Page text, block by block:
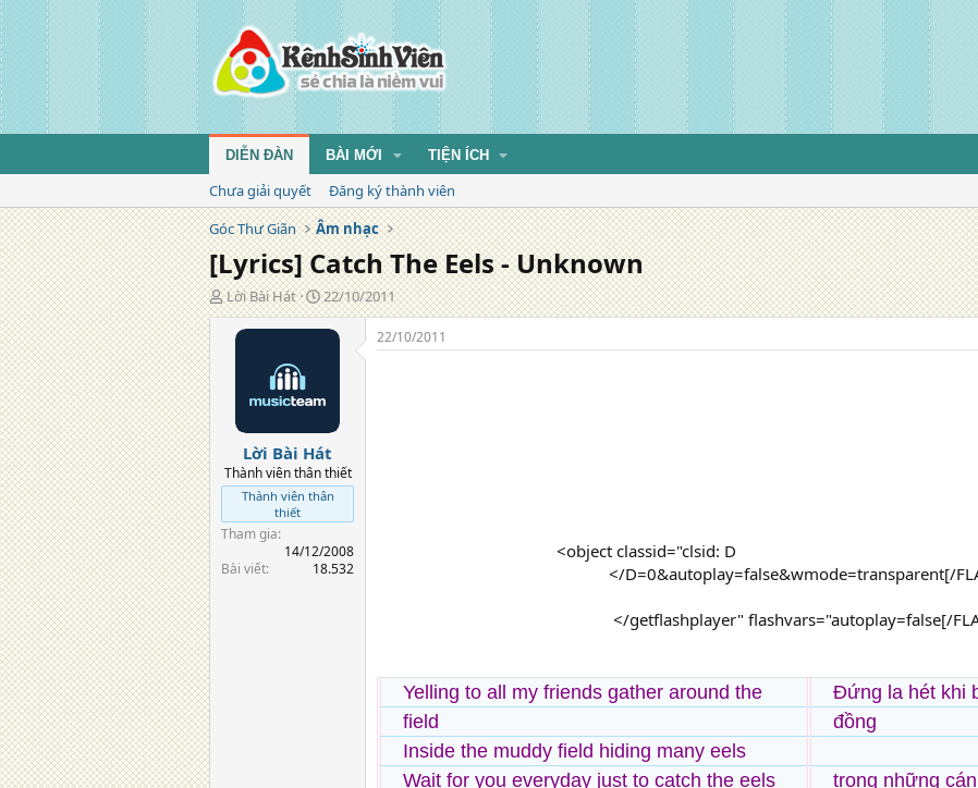
DIỄN ĐÀN BÀI MỚI TIỆN ÍCH
Chưa giải quyết
Đăng ký thành viên
Góc Thư Giãn
Âm nhạc
[Lyrics] Catch The Eels - Unknown
T
á
Lời Bài Hát
N
g
à
n
g
22/10/2011
Lời Bài Hát
Thành viên thân thiết
Thành viên thân
thiết
Tham gia
14/12/2008
Bài viết
18.532
22/10/2011
<object classid="clsid: D
</D=0&autoplay=false&wmode=transparent[/
</getflashplayer" flashvars="autoplay=false[/
Yelling to all my friends gather around the
field
Inside the muddy field hiding many eels
Wait for you everyday just to catch the eels
Đứng la hét khi
đồng
trong những